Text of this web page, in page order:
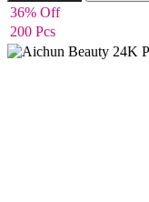
36% Off
200 Pcs